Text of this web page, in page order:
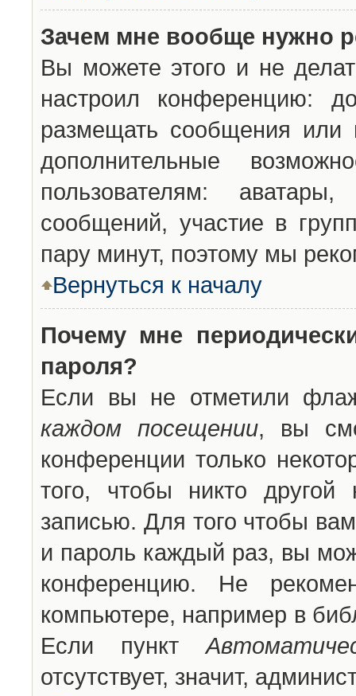
Зачем мне вообще нужно
Вы можете этого и не
настроил конференцию:
размещать сообщения или
дополнительные
пользователям:
сообщений, участие в
пару минут, поэтому мы
Вернуться к началу
Почему мне
пароля?
Если вы не отметили
каждом посещении, вы
конференции только
того, чтобы никто другой
записью. Для того чтобы
и пароль каждый раз, вы
конференцию. Не
компьютере, например в
Если пункт
отсутствует, значит,